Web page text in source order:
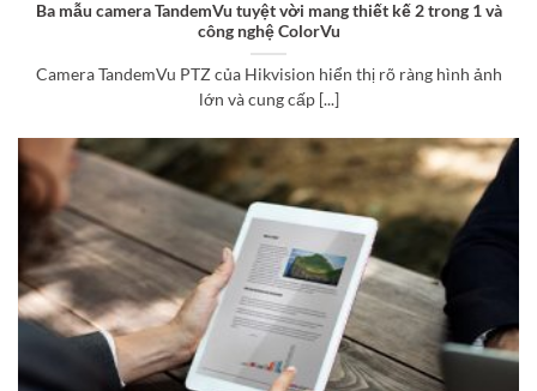
Ba mẫu camera TandemVu tuyệt vời mang thiết kế 2 trong 1 và
công nghệ ColorVu
Camera TandemVu PTZ của Hikvision hiển thị rõ ràng hình ảnh
lớn và cung cấp [...]